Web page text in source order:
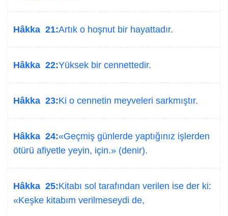
Hâkka 21:Artık o hoşnut bir hayattadır.
Hâkka 22:Yüksek bir cennettedir.
Hâkka 23:Ki o cennetin meyveleri sarkmıştır.
Hâkka 24:«Geçmiş günlerde yaptığınız işlerden
ötürü afiyetle yeyin, için.» (denir).
Hâkka 25:Kitabı sol tarafından verilen ise der ki:
«Keşke kitabım verilmeseydi de,